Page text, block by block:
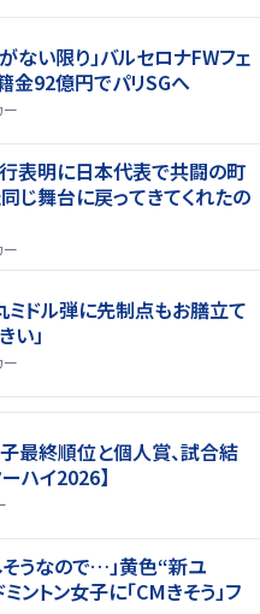
ない限り」バルセロナFWフェ
金92億円でパリSGへ
ー
表明に日本代表で共闘の町
じ舞台に戻ってきてくれたの
ー
ミドル弾に先制点もお膳立て
い」
ー
終順位と個人賞、試合結
ハイ2026】
うなので…」黄色“新ユ
ントン女子に「CMきそう」フ